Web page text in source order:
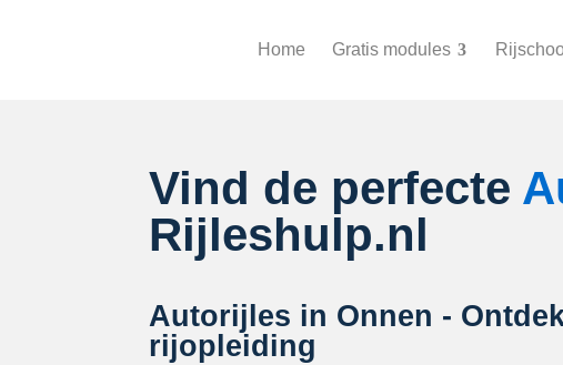
Home Gratis modules
Vind de perfecte
Rijleshulp.nl
Autorijles in Onnen -
rijopleiding